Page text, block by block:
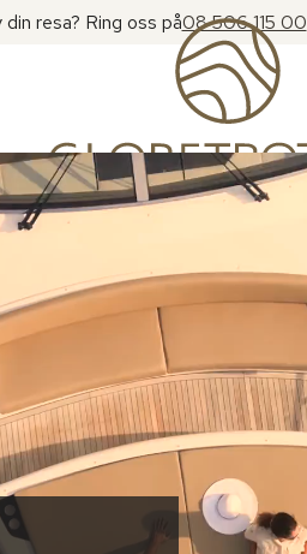
resa? Ring oss på08 506 115 00